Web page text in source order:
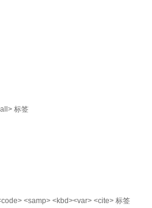
标签
<samp> <kbd><var> <cite> 标签